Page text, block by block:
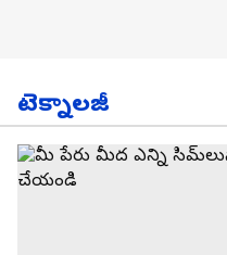
టెక్నాలజీ